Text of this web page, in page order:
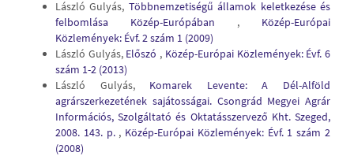
László Gulyás, Többnemzetiségű államok keletkezése és
felbomlása Közép-Európában , Közép-Európai
Közlemények: Évf. 2 szám 1 (2009)
László Gulyás, Előszó , Közép-Európai Közlemények: Évf. 6
szám 1-2 (2013)
László Gulyás, Komarek Levente: A Dél-Alföld
agrárszerkezetének sajátosságai. Csongrád Megyei Agrár
Információs, Szolgáltató és Oktatásszervező Kht. Szeged,
2008. 143. p. , Közép-Európai Közlemények: Évf. 1 szám 2
(2008)